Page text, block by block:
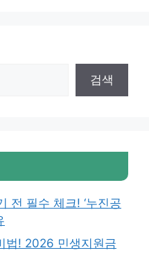
검색
전 필수 체크! ‘누진공
법! 2026 민생지원금